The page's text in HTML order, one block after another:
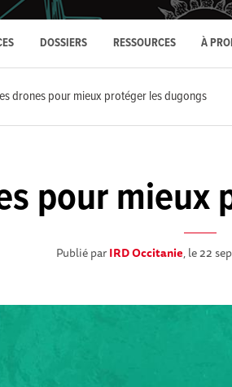
DOSSIERS RESSOURCES À
drones pour mieux protéger les dugongs
pour mieux
Publié parIRD Occitanie, le 22